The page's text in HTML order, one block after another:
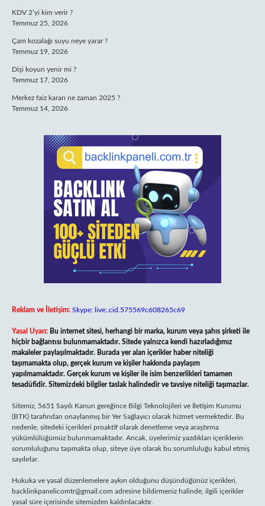
KDV 2’yi kim verir ?
Temmuz 25, 2026
Çam kozalağı suyu neye yarar ?
Temmuz 19, 2026
Dişi koyun yenir mi ?
Temmuz 17, 2026
Merkez faiz kararı ne zaman 2025 ?
Temmuz 14, 2026
Reklam ve İletişim: Skype: live:.cid.575569c608265c69
Yasal Uyarı: Bu internet sitesi, herhangi bir marka, kurum veya şahıs şirketi ile
hiçbir bağlantısı bulunmamaktadır. Sitede yalnızca kendi hazırladığımız
makaleler paylaşılmaktadır. Burada yer alan içerikler haber niteliği
taşımamakta olup, gerçek kurum ve kişiler hakkında paylaşım
yapılmamaktadır. Gerçek kurum ve kişiler ile isim benzerlikleri tamamen
tesadüfidir. Sitemizdeki bilgiler taslak halindedir ve tavsiye niteliği taşımazlar.
Sitemiz, 5651 Sayılı Kanun gereğince Bilgi Teknolojileri ve İletişim Kurumu
(BTK) tarafından onaylanmış bir Yer Sağlayıcı olarak hizmet vermektedir. Bu
nedenle, sitedeki içerikleri proaktif olarak denetleme veya araştırma
yükümlülüğümüz bulunmamaktadır. Ancak, üyelerimiz yazdıkları içeriklerin
sorumluluğunu taşımakta olup, siteye üye olarak bu sorumluluğu kabul etmiş
sayılırlar.
Hukuka ve yasal düzenlemelere aykırı olduğunu düşündüğünüz içerikleri,
backlinkpanelicomtr@gmail.com adresine bildirmeniz halinde, ilgili içerikler
yasal süre içerisinde sitemizden kaldırılacaktır.